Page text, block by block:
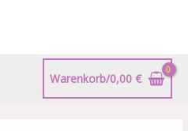
Warenkorb/0,00 €